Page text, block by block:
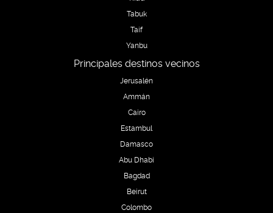
Tabuk
Taif
Yanbu
Principales destinos vecinos
Jerusalén
Ammán
Cairo
Estambul
Damasco
Abu Dhabi
Bagdad
Beirut
Colombo